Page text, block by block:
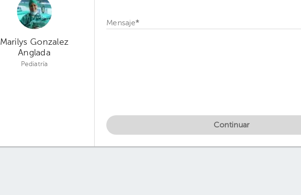
Marilys Gonzalez
Anglada
Pediatría
Mensaje*
Continuar